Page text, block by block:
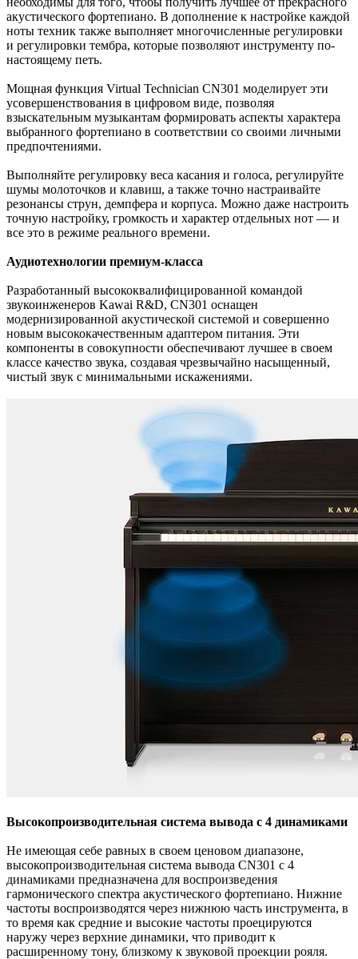
акустического фортепиано. В дополнение к настройке каждой
ноты техник также выполняет многочисленные регулировки
и регулировки тембра, которые позволяют инструменту по-
настоящему петь.
Мощная функция Virtual Technician CN301 моделирует эти
усовершенствования в цифровом виде, позволяя
взыскательным музыкантам формировать аспекты характера
выбранного фортепиано в соответствии со своими личными
предпочтениями.
Выполняйте регулировку веса касания и голоса, регулируйте
шумы молоточков и клавиш, а также точно настраивайте
резонансы струн, демпфера и корпуса. Можно даже настроить
точную настройку, громкость и характер отдельных нот — и
все это в режиме реального времени.
Аудиотехнологии премиум-класса
Разработанный высококвалифицированной командой
звукоинженеров Kawai R&D, CN301 оснащен
модернизированной акустической системой и совершенно
новым высококачественным адаптером питания. Эти
компоненты в совокупности обеспечивают лучшее в своем
классе качество звука, создавая чрезвычайно насыщенный,
чистый звук с минимальными искажениями.
Высокопроизводительная система вывода с 4 динамиками
Не имеющая себе равных в своем ценовом диапазоне,
высокопроизводительная система вывода CN301 с 4
динамиками предназначена для воспроизведения
гармонического спектра акустического фортепиано. Нижние
частоты воспроизводятся через нижнюю часть инструмента, в
то время как средние и высокие частоты проецируются
наружу через верхние динамики, что приводит к
расширенному тону, близкому к звуковой проекции рояля.